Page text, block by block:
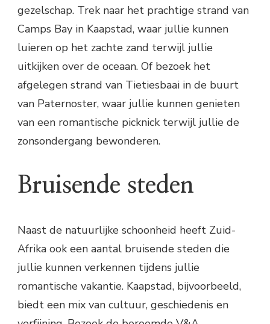
gezelschap. Trek naar het prachtige strand van
Camps Bay in Kaapstad, waar jullie kunnen
luieren op het zachte zand terwijl jullie
uitkijken over de oceaan. Of bezoek het
afgelegen strand van Tietiesbaai in de buurt
van Paternoster, waar jullie kunnen genieten
van een romantische picknick terwijl jullie de
zonsondergang bewonderen.
Bruisende steden
Naast de natuurlijke schoonheid heeft Zuid-
Afrika ook een aantal bruisende steden die
jullie kunnen verkennen tijdens jullie
romantische vakantie. Kaapstad, bijvoorbeeld,
biedt een mix van cultuur, geschiedenis en